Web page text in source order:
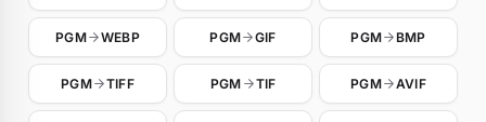
PGM WEBP PGM GIF PGM BMP
PGM TIFF PGM TIF PGM AVIF